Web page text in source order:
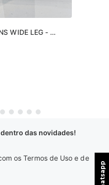
WIDE LEG -
das novidades!
os Termos de Uso e de